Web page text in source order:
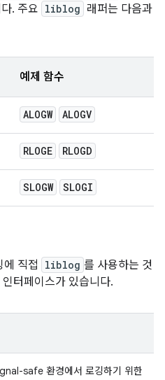
. 주요 liblog 래퍼는 다음과
예제 함수
ALOGW ALOGV
RLOGE RLOGD
SLOGW SLOGI
직접
liblog 를 사용하는 것
터페이스가 있습니다.
safe 환경에서 로깅하기 위한